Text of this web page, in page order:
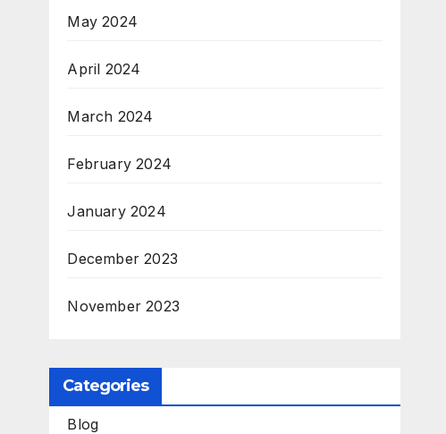
May 2024
April 2024
March 2024
February 2024
January 2024
December 2023
November 2023
Categories
Blog